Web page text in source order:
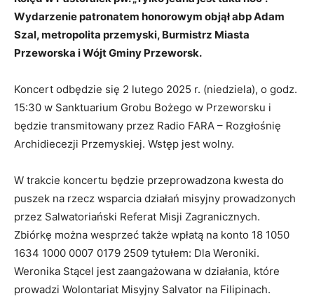
Wydarzenie patronatem honorowym objął abp Adam
Szal, metropolita przemyski, Burmistrz Miasta
Przeworska i Wójt Gminy Przeworsk.
Koncert odbędzie się 2 lutego 2025 r. (niedziela), o godz.
15:30 w Sanktuarium Grobu Bożego w Przeworsku i
będzie transmitowany przez Radio FARA – Rozgłośnię
Archidiecezji Przemyskiej. Wstęp jest wolny.
W trakcie koncertu będzie przeprowadzona kwesta do
puszek na rzecz wsparcia działań misyjny prowadzonych
przez Salwatoriański Referat Misji Zagranicznych.
Zbiórkę można wesprzeć także wpłatą na konto 18 1050
1634 1000 0007 0179 2509 tytułem: Dla Weroniki.
Weronika Stącel jest zaangażowana w działania, które
prowadzi Wolontariat Misyjny Salvator na Filipinach.